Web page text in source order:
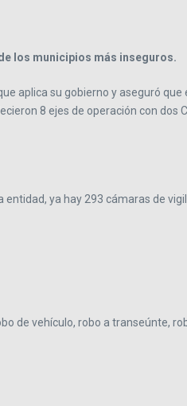
los municipios más inseguros.
aplica su gobierno y aseguró que
8 ejes de operación con dos
ya hay 293 cámaras de
de vehículo, robo a transeúnte,